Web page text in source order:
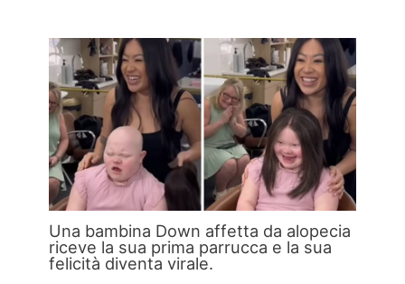
Una bambina Down affetta da alopecia
riceve la sua prima parrucca e la sua
felicità diventa virale.